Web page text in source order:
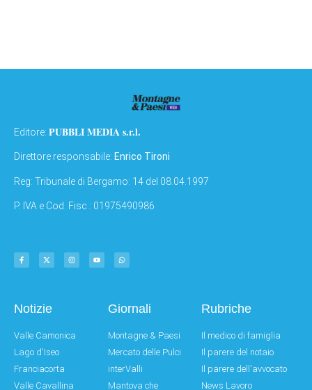
Editore: PUBBLI MEDIA s.r.l.
Direttore responsabile: Enrico Tironi
Reg: Tribunale di Bergamo: 14 del 08.04.1997
P. IVA e Cod. Fisc.: 01975490986
Notizie
Valle Camonica
Lago d'Iseo
Franciacorta
Valle Cavallina
Giornali
Montagne & Paesi
Mercato delle Pulci
interValli
Mantova che
Rubriche
Il medico di famiglia
Il parere del notaio
Il parere dell'avvocato
News Lavoro